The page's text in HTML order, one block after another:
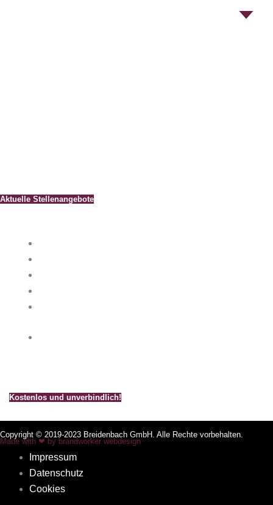
Aktuelle Stellenangebote
Kostenlos und unverbindlich!
Copyright © 2019-2023 Breidenbach GmbH. Alle Rechte vorbehalten.
Made with ❤ by brandworker webdesign
Impressum
Datenschutz
Cookies